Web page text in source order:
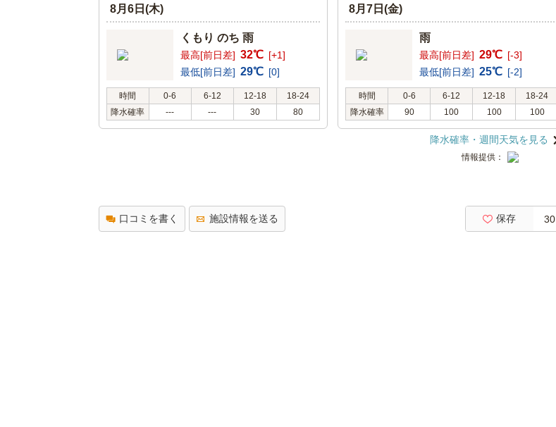
8月6日(木)
くもり のち 雨
最高[前日差] 32℃ [+1]
最低[前日差] 29℃ [0]
時間 0-6 6-12 12-18
18-24
降水確率
--- --- 30 80
8月7日(金)
雨
最高[前日差] 29℃ [-3]
最低[前日差] 25℃ [-2]
時間 0-6 6-12 12-18
18-24
降水確率
90 100 100 100
降水確率・週間天気を見る
情報提供：
口コミを書く 施設情報を送る 保存 30